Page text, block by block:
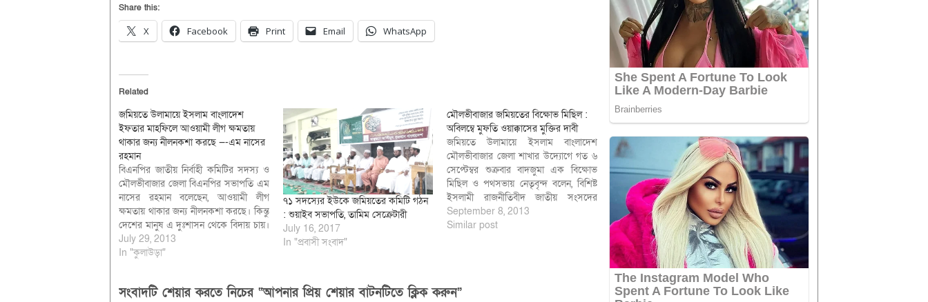
Share this:
X Facebook Print Email WhatsApp
Related
জমিয়তে উলামায়ে ইসলাম বাংলাদেশ
ইফতার মাহফিলে আওয়ামী লীগ ক্ষমতায়
থাকার জন্য নীলনকশা করছে —-এম নাসের
রহমান
বিএনপির জাতীয় নির্বাহী কমিটির সদস্য ও
মৌলভীবাজার জেলা বিএনপির সভাপতি এম
নাসের রহমান বলেছেন, আওয়ামী লীগ
ক্ষমতায় থাকার জন্য নীলনকশা করছে। কিন্তু
দেশের মানুষ এ দুঃশাসন থেকে বিদায় চায়।
তাই আগামী জাতীয় সংসদ নির্বাচন দলীয়
সরকারের অধীনে হতে দেয়া হবে না।
July 29, 2013
In "কুলাউড়া"
৭১ সদস্যের ইউকে জমিয়তের কমিটি গঠন
: শুয়াইব সভাপতি, তামিম সেক্রেটারী
July 16, 2017
In "প্রবাসী সংবাদ"
মৌলভীবাজার জমিয়তের বিক্ষোভ মিছিল :
অবিলম্বে মুফতি ওয়াক্কাসের মুক্তির দাবী
জমিয়তে উলামায়ে ইসলাম বাংলাদেশ
মৌলভীবাজার জেলা শাখার উদ্যোগে গত ৬
সেপ্টেম্বর শুক্রবার বাদজুমা এক বিক্ষোভ
মিছিল ও পথসভায় নেতৃবৃন্দ বলেন, বিশিষ্ট
ইসলামী রাজনীতিবীদ জাতীয় সংসদের
সাবেক এম.পি, হুইপ ও মন্ত্রী জমিয়তে
উলামায়ে ইসলাম বাংলাদেশের সংগ্রামী
September 8, 2013
Similar post
সংবাদটি শেয়ার করতে নিচের “আপনার প্রিয় শেয়ার বাটনটিতে ক্লিক করুন”